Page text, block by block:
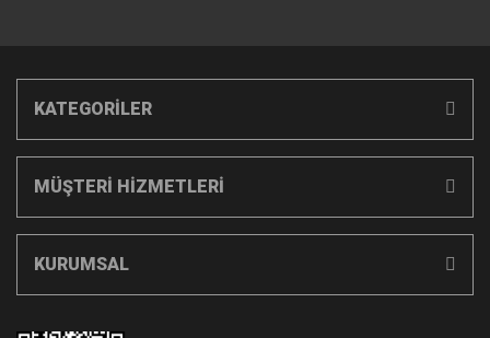
KATEGORİLER
MÜŞTERİ HİZMETLERİ
KURUMSAL